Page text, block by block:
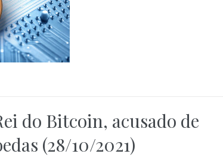
do Bitcoin, acusado de
(28/10/2021)